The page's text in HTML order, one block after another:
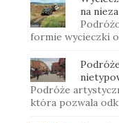
na
formie wycieczki
Podróże
która pozwala